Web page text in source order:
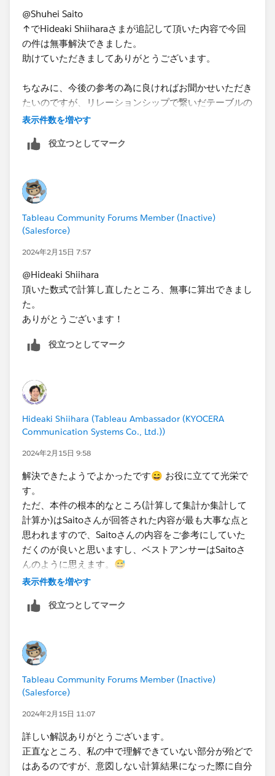
上記もダメでしたら、Saitoさんがおっしゃるようにあ
なたの状況の再現が必要と思われます。
@Shuhei Saito
↑でHideaki Shiiharaさまが追記して頂いた内容で今回
の件は無事解決できました。
助けていただきましてありがとうございます。
ちなみに、今後の参考の為に良ければお聞かせいただき
たいのですが、リレーションシップで繋いだテーブルの
場合、私のイメージだと大きな単一のテーブルになった
でしょうか。
表示件数を増やす
役立つとしてマーク
Tableau Community Forums Member (Inactive)
(Salesforce)
2024年2月15日 7:57
@Hideaki Shiihara​
頂いた数式で計算し直したところ、無事に算出できまし
た。​
ありがとうございます！
役立つとしてマーク
Hideaki Shiihara (Tableau Ambassador (KYOCERA
Communication Systems Co., Ltd.))
2024年2月15日 9:58
解決できたようでよかったです😄 お役に立てて光栄で
す。
ただ、本件の根本的なところ(計算して集計か集計して
計算か)はSaitoさんが回答された内容が最も大事な点と
思われますので、Saitoさんの内容をご参考にしていた
だくのが良いと思いますし、ベストアンサーはSaitoさ
んのように思えます。😅
さんがおっしゃるように”習うより慣れろ”的なところが
す😊
コミュニティも勉強になることが多いので、ぜひ今後も
活用ください！
表示件数を増やす
役立つとしてマーク
Tableau Community Forums Member (Inactive)
(Salesforce)
2024年2月15日 11:07
詳しい解説ありがとうございます。
正直なところ、私の中で理解できていない部分が殆どで
はあるのですが、意図しない計算結果になった際に自分